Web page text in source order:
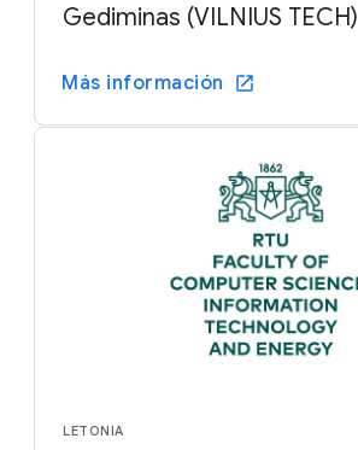
Gediminas (VILNIUS TECH)
Más información
LETONIA